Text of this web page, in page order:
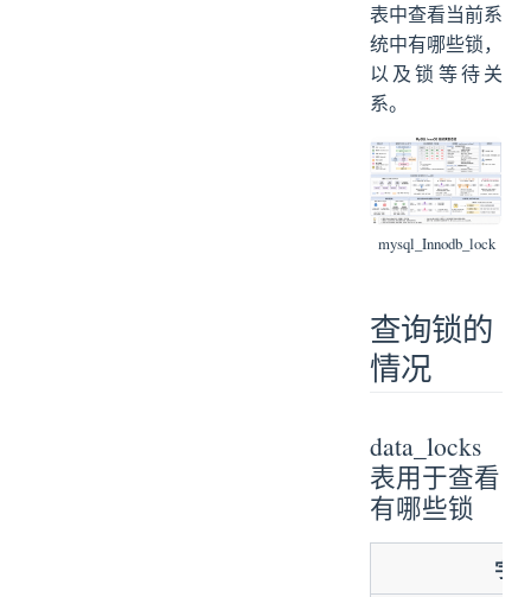
表中查看当前系
统中有哪些锁，
以及锁等待关
系。
mysql_Innodb_lock
查询锁的
情况
data_locks
表用于查看
有哪些锁
字段